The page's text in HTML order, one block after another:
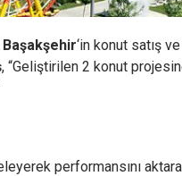
Başakşehir‘in konut satış
, “Geliştirilen 2 konut
performansını